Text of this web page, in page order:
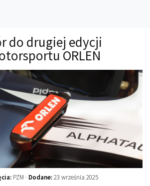
do drugiej edycji
ORLEN
PZM · Dodane:23 września 2025